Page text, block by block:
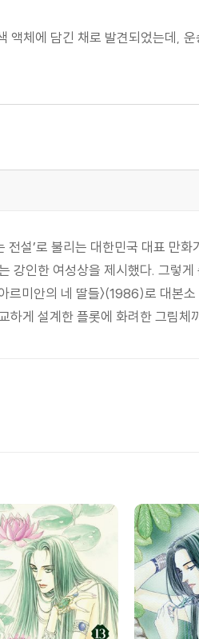
체에 담긴 채로 발견되었는데,
전설’로 불리는 대한민국 대표 만
강인한 여성상을 제시했다. 그렇
르미안의 네 딸들〉(1986)로 대본
하게 설계한 플롯에 화려한 그림